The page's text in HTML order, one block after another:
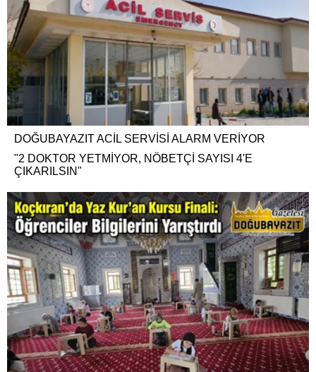
DOĞUBAYAZIT ACİL SERVİSİ ALARM VERİYOR
"2 DOKTOR YETMİYOR, NÖBETÇİ SAYISI 4'E
ÇIKARILSIN"